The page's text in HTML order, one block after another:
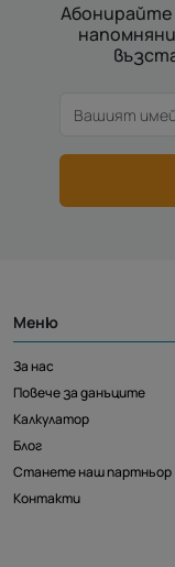
Абонирайте
Меню
За нас
Повече за данъците
Калкулатор
Блог
Станете наш партньор
Контакти